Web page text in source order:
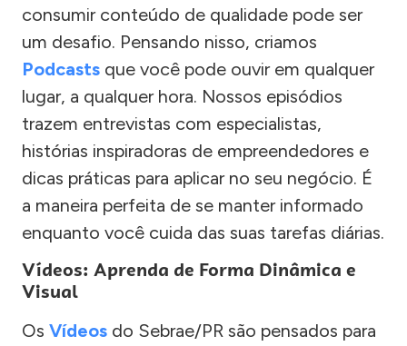
consumir conteúdo de qualidade pode ser
um desafio. Pensando nisso, criamos
Podcasts que você pode ouvir em qualquer
lugar, a qualquer hora. Nossos episódios
trazem entrevistas com especialistas,
histórias inspiradoras de empreendedores e
dicas práticas para aplicar no seu negócio. É
a maneira perfeita de se manter informado
enquanto você cuida das suas tarefas diárias.
Vídeos: Aprenda de Forma Dinâmica e
Visual
Os Vídeos do Sebrae/PR são pensados para